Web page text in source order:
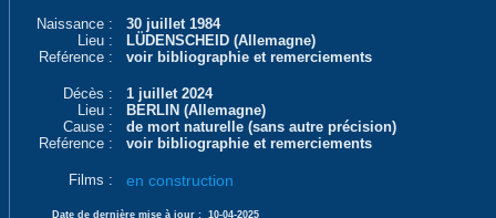
Naissance :
30 juillet 1984
Lieu :
LÜDENSCHEID (Allemagne)
Reférence :
voir bibliographie et remerciements
Décès :
1 juillet 2024
Lieu :
BERLIN (Allemagne)
Cause :
de mort naturelle (sans autre précision)
Reférence :
voir bibliographie et remerciements
Films : en construction
Date de dernière mise à jour : 10-04-2025